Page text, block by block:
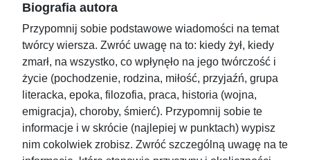
Biografia autora
Przypomnij sobie podstawowe wiadomości na temat
twórcy wiersza. Zwróć uwagę na to: kiedy żył, kiedy
zmarł, na wszystko, co wpłynęło na jego twórczość i
życie (pochodzenie, rodzina, miłość, przyjaźń, grupa
literacka, epoka, filozofia, praca, historia (wojna,
emigracja), choroby, śmierć). Przypomnij sobie te
informacje i w skrócie (najlepiej w punktach) wypisz
nim cokolwiek zrobisz. Zwróć szczególną uwagę na te